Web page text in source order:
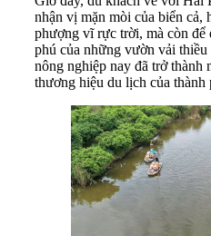
nhận vị mặn mòi của biển cả,
phượng vĩ rực trời, mà còn để
phú của những vườn vải
nông nghiệp nay đã trở thành
thương hiệu du lịch của thành